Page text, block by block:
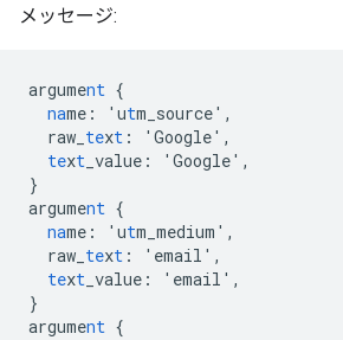
メッセージ:
argument {
name : 'utm_source' ,
raw_ text : 'Google' ,
text _value : 'Google' ,
}
argument {
name : 'utm_medium' ,
raw_ text : 'email' ,
text _value : 'email' ,
}
argument {